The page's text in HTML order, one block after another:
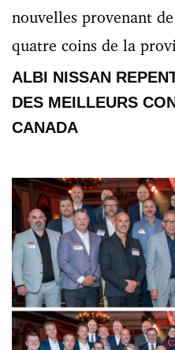
nouvelles provenant
quatre coins de la
ALBI NISSAN
DES MEILLEURS
CANADA